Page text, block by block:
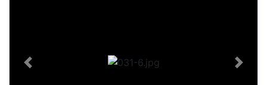
Previous Next